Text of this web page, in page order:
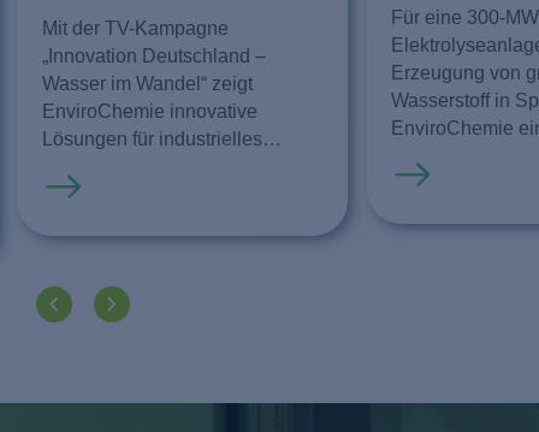
Mit der TV-Kampagne
„Innovation Deutschland –
Wasser im Wandel“ zeigt
EnviroChemie innovative
Lösungen für industrielles
Wasseraufbereitung und
Mehr erfahren
Für eine 300-
Erzeugung von
Wasserstoff in
EnviroChemie
unterstützt
Mehr erfahren